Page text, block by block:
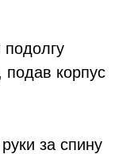
подав корпус
за спину